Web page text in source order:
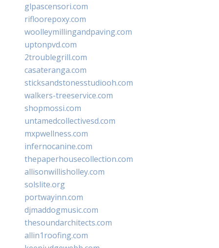
glpascensori.com
rifloorepoxy.com
woolleymillingandpaving.com
uptonpvd.com
2troublegrill.com
casateranga.com
sticksandstonesstudiooh.com
walkers-treeservice.com
shopmossi.com
untamedcollectivesd.com
mxpwellness.com
infernocanine.com
thepaperhousecollection.com
allisonwillisholley.com
solslite.org
portwayinn.com
djmaddogmusic.com
thesoundarchitects.com
allin1roofing.com